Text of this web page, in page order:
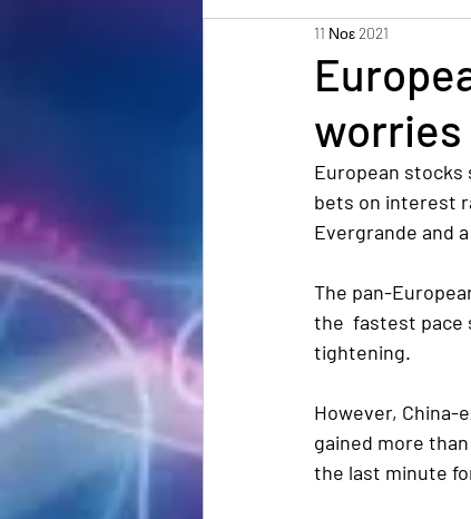
worries
11 Νοε 2021
European stocks
bets on interest
Evergrande and
The pan-
the  fastest pace
tightening.
However, China-
gained more
the last minute